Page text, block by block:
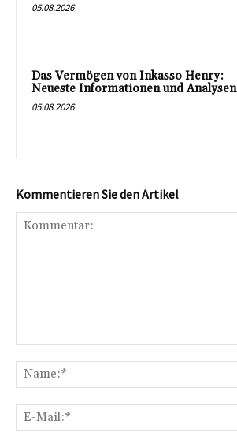
05.08.2026
Das Vermögen von Inkasso Henry:
Neueste Informationen und Analysen
05.08.2026
Kommentieren Sie den Artikel